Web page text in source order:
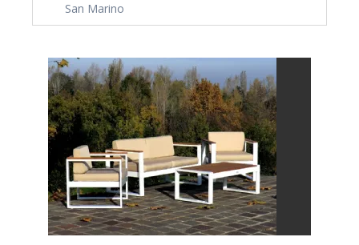
San Marino